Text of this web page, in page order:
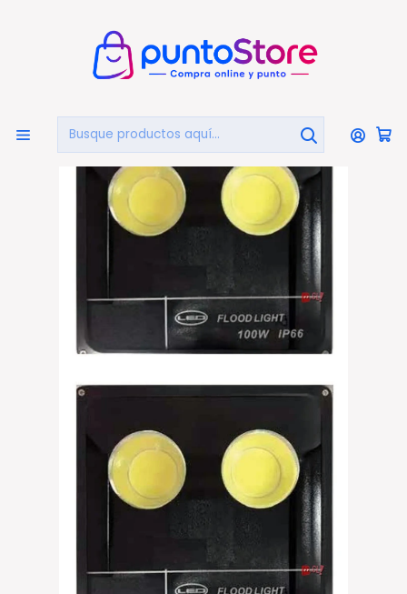
HOGAR Y DECORACIÓN Focos Reflectores
Foco Reflector Led Plano 100w Protección Ip66 - Ps